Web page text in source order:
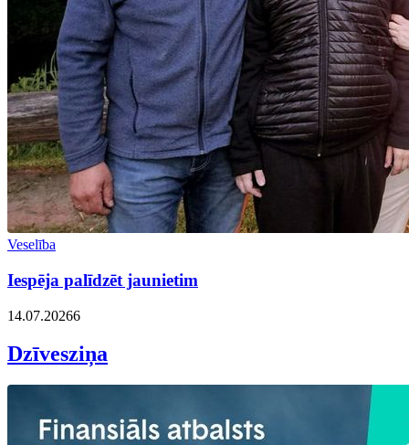
Veselība
Iespēja palīdzēt jaunietim
14.07.20266
Dzīvesziņa